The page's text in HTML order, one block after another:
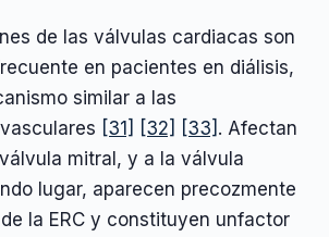
de las válvulas cardiacas son
en pacientes en diálisis,
similar a las
[31] [32] [33] . Afectan
mitral, y a la válvula
lugar, aparecen precozmente
la ERC y constituyen unfactor